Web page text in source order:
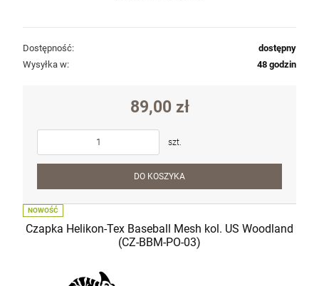
Pistolet CZ Tactical Sport 2 USA kal.
Najniższa cena:
szt.
Dostępność:
dostępny
Wysyłka w:
48 godzin
89,00 zł
szt.
DO KOSZYKA
Czapka Helikon-Tex Baseball Mesh kol. US Woodland
(CZ-BBM-PO-03)
NOWOŚĆ